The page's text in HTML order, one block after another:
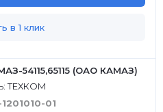
в 1 клик
54115,65115 (ОАО КАМАЗ)
ТЕХКОМ
1201010-01